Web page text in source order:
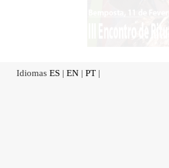
Idiomas ES | EN | PT |